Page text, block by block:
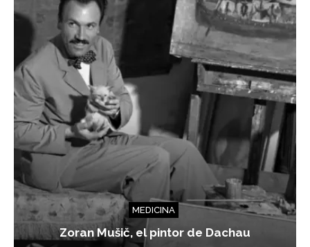
MEDICINA
Zoran Mušič, el pintor de Dachau